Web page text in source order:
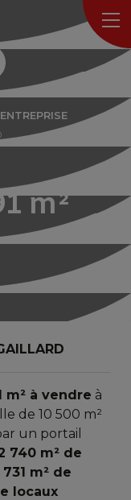
ENTREPRISE
m²
m² à vendre à
de 10 500 m²
un portail
740 m² de
731 m² de
locaux